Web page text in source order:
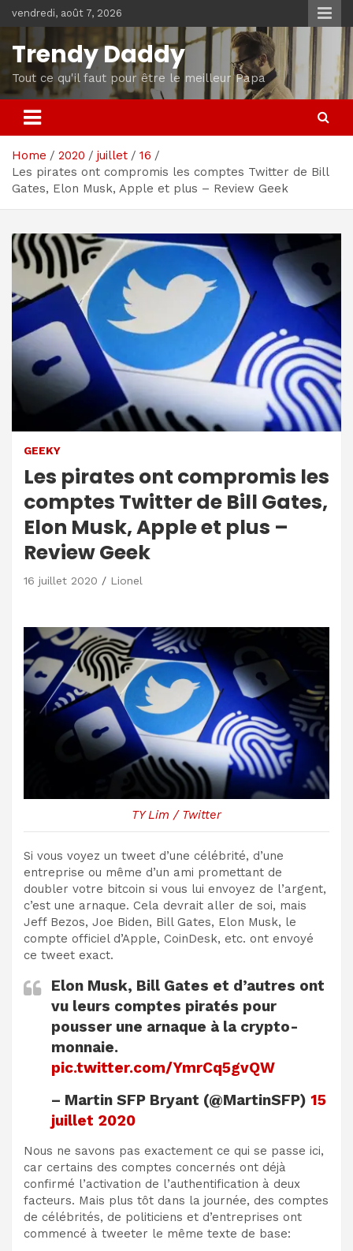
to
content
vendredi, août 7, 2026
Trendy Daddy
Tout ce qu'il faut pour être le meilleur Papa
Home 2020 juillet
16
Les pirates ont compromis les comptes Twitter de Bill
Gates, Elon Musk, Apple et plus – Review Geek
GEEKY
Les pirates ont compromis les
comptes Twitter de Bill Gates,
Elon Musk, Apple et plus –
Review Geek
16 juillet 2020 Lionel
TY Lim / Twitter
Si vous voyez un tweet d’une célébrité, d’une
entreprise ou même d’un ami promettant de
doubler votre bitcoin si vous lui envoyez de l’argent,
c’est une arnaque. Cela devrait aller de soi, mais
Jeff Bezos, Joe Biden, Bill Gates, Elon Musk, le
compte officiel d’Apple, CoinDesk, etc. ont envoyé
ce tweet exact.
Elon Musk, Bill Gates et d’autres ont
vu leurs comptes piratés pour
pousser une arnaque à la crypto-
monnaie.
pic.twitter.com/YmrCq5gvQW
– Martin SFP Bryant (@MartinSFP) 15
juillet 2020
Nous ne savons pas exactement ce qui se passe ici,
car certains des comptes concernés ont déjà
confirmé l’activation de l’authentification à deux
facteurs. Mais plus tôt dans la journée, des comptes
de célébrités, de politiciens et d’entreprises ont
commencé à tweeter le même texte de base: